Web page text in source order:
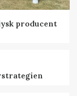
producent